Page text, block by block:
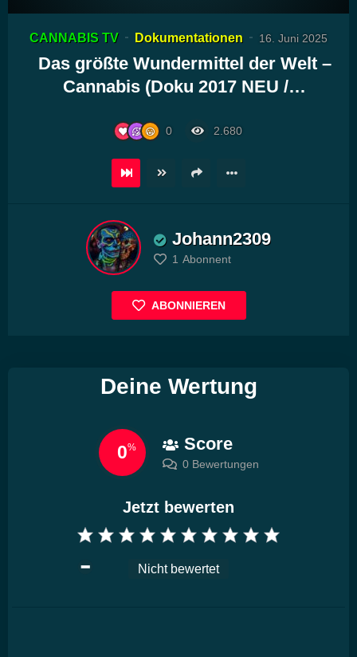
Player
CANNABIS TV Dokumentationen 16. Juni 2025
Das größte Wundermittel der Welt –
Cannabis (Doku 2017 NEU /…
0 2.680
Johann2309
1 Abonnent
ABONNIEREN
Deine Wertung
0% Score
0 Bewertungen
Jetzt bewerten
Nicht bewertet